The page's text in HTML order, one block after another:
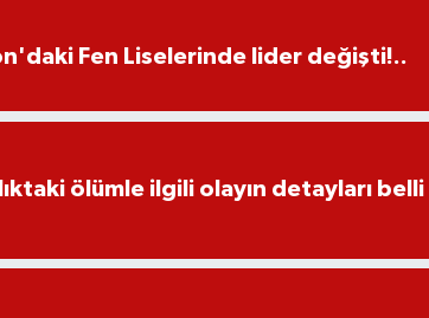
Fen Liselerinde lider değişti!..
ölümle ilgili olayın detayları belli